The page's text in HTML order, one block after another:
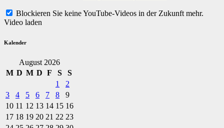
Blockieren Sie keine YouTube-Videos in der Zukunft mehr.
Video laden
Kalender
August 2026
M D M D F S
S
1
2
3
4 5 6 7 8
9
10 11 12 13 14 15 16
17 18 19 20 21 22 23